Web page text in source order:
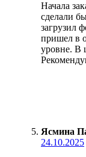
Начала
сделали
загрузил
пришел в
уровне. В
Ясмина
24.10.2025